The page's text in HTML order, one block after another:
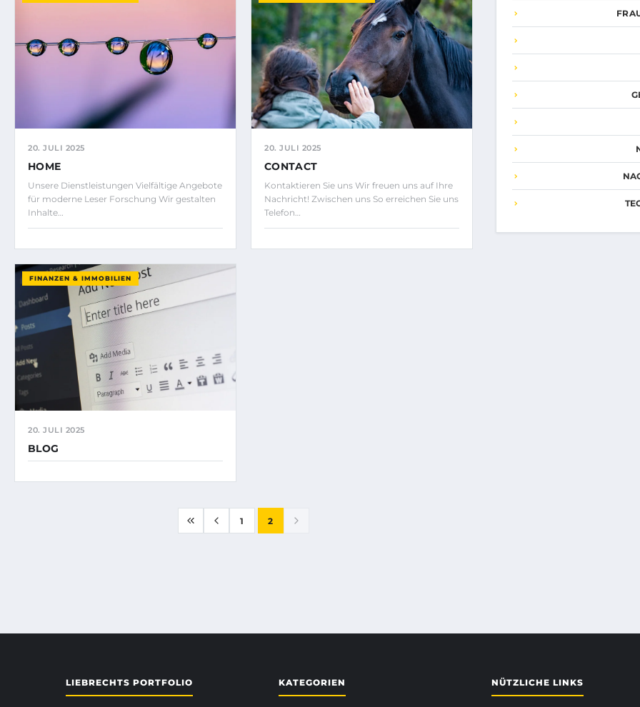
20. JULI 2025
HOME
Unsere Dienstleistungen Vielfältige Angebote
für moderne Leser Forschung Wir gestalten
Inhalte…
20. JULI 2025
CONTACT
Kontaktieren Sie uns Wir freuen uns auf Ihre
Nachricht! Zwischen uns So erreichen Sie uns
Telefon…
FINANZEN & IMMOBILIEN
20. JULI 2025
BLOG
1 2
LIEBRECHTS PORTFOLIO KATEGORIEN NÜTZLICHE LINKS